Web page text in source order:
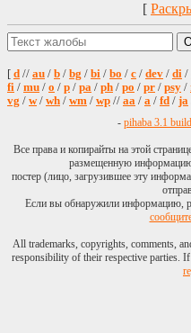
[
[ d // au / b / bg / bi / bo / c / dev / di /
fi / mu / o / p / pa / ph / po / pr / psy /
vg / w/ wh / wm / wp // aa / a / fd / ja
- pihaba 3.1 build
Все права и копирайты на этой
размещенную информацию
постер (лицо, загрузившее эту
Если вы обнаружили информацию,
All trademarks, copyrights, comments,
responsibility of their respective parties.